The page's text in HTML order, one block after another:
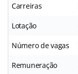
Carreiras
Lotação
Número de vagas
Remuneração